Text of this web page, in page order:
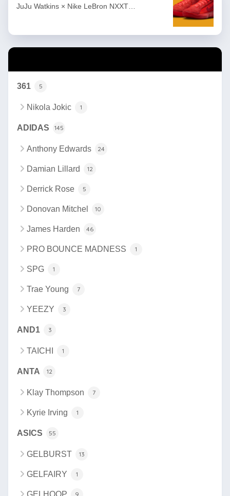
JuJu Watkins × Nike LeBron NXXT…
361 5
Nikola Jokic 1
ADIDAS 145
Anthony Edwards 24
Damian Lillard 12
Derrick Rose 5
Donovan Mitchel 10
James Harden 46
PRO BOUNCE MADNESS 1
SPG 1
Trae Young 7
YEEZY 3
AND1 3
TAICHI 1
ANTA 12
Klay Thompson 7
Kyrie Irving 1
ASICS 55
GELBURST 13
GELFAIRY 1
GELHOOP 9